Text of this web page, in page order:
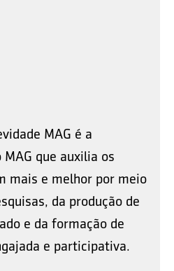
MAG é a
que auxilia os
mais e melhor por meio
da produção de
e da formação de
e participativa.